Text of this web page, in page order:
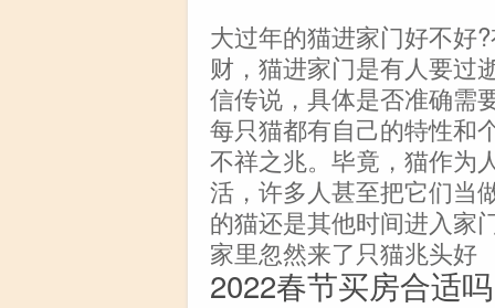
大过年的猫进家门好不好
财，猫进家门是有人要过
信传说，具体是否准确需
每只猫都有自己的特性和
不祥之兆。毕竟，猫作为
活，许多人甚至把它们当
的猫还是其他时间进入家
家里忽然来了只猫兆头好
2022春节买房合适吗